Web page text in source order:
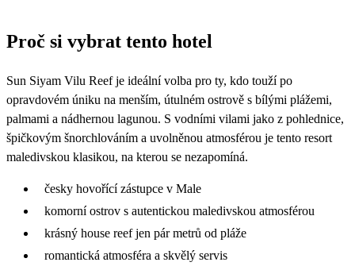
Proč si vybrat tento hotel
Sun Siyam Vilu Reef je ideální volba pro ty, kdo touží po
opravdovém úniku na menším, útulném ostrově s bílými plážemi,
palmami a nádhernou lagunou. S vodními vilami jako z pohlednice,
špičkovým šnorchlováním a uvolněnou atmosférou je tento resort
maledivskou klasikou, na kterou se nezapomíná.
česky hovořící zástupce v Male
komorní ostrov s autentickou maledivskou atmosférou
krásný house reef jen pár metrů od pláže
romantická atmosféra a skvělý servis